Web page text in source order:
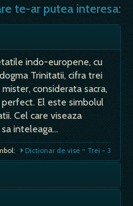
te-ar putea interesa:
indo-europene, cu
Trinitatii, cifra trei
considerata sacra,
perfect. El este simbolul
Cel care viseaza
inteleaga…
Dictionar de vise ~ Trei - 3